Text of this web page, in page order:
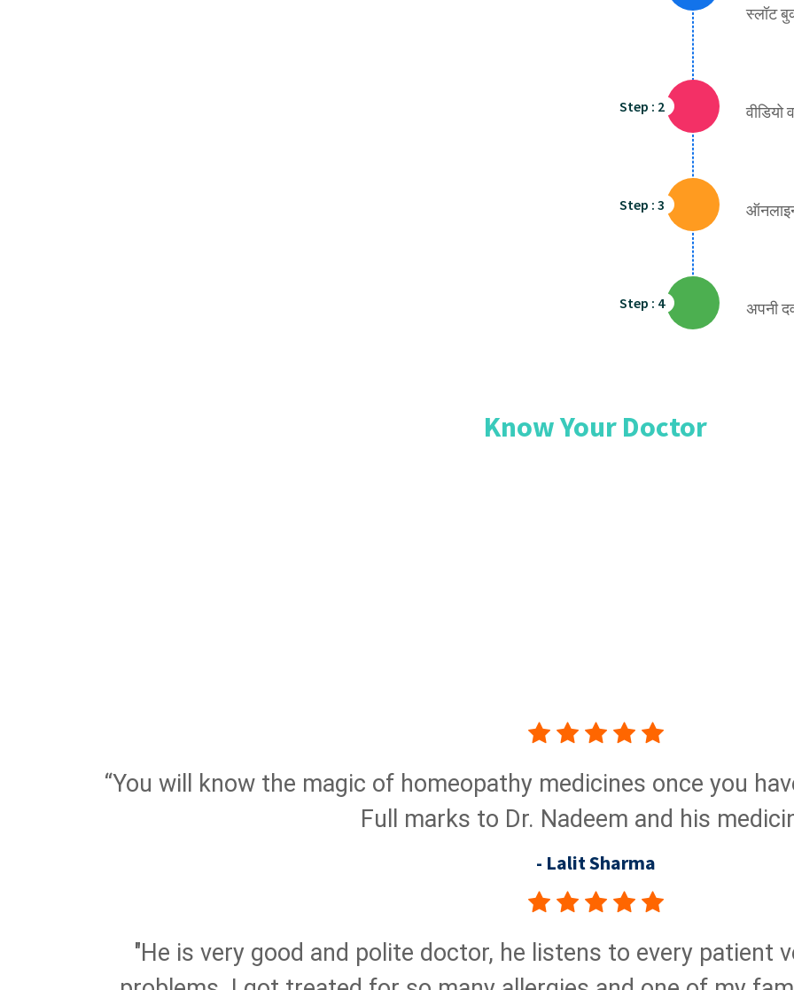
स्लॉट
Step : 2 वीडियो
Step : 3
Step : 4 अपनी
Know Your Doctor
“You will know the magic of homeopathy medicines once you
Full marks to Dr. Nadeem and his
- Lalit Sharma
"He is very good and polite doctor, he listens to every patient